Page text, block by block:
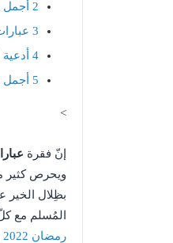
2 أجمل
3
4 أدعية
5 أجمل
>
إنّ فقرة
ويحرص كثير
بظِلال الخير
المُسلم مع
رمضان 2022